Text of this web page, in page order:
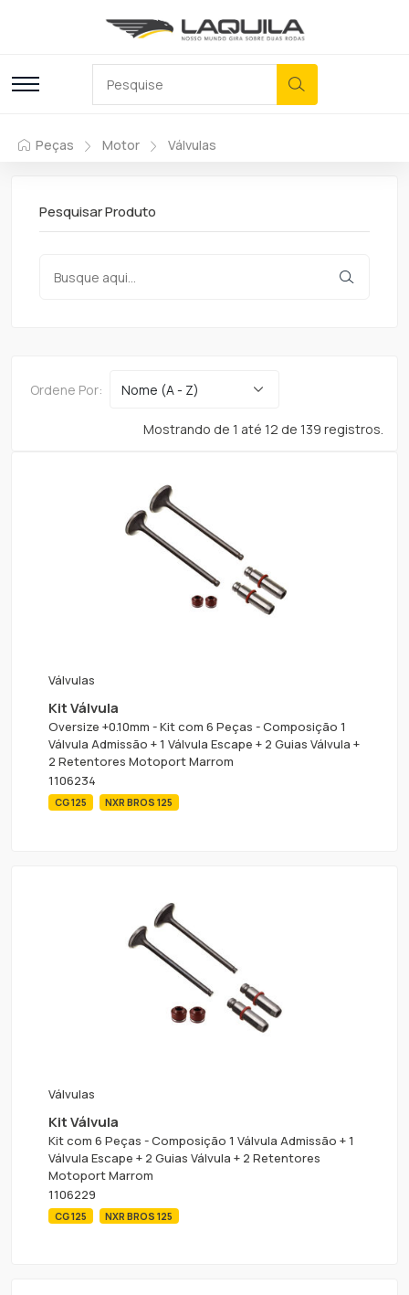
Peças Motor Válvulas
Pesquisar Produto
Ordene Por:
Mostrando de 1 até 12 de 139 registros.
Válvulas
Kit Válvula
Oversize +0.10mm - Kit com 6 Peças - Composição 1
Válvula Admissão + 1 Válvula Escape + 2 Guias Válvula +
2 Retentores Motoport Marrom
1106234
CG 125 NXR BROS 125
Válvulas
Kit Válvula
Kit com 6 Peças - Composição 1 Válvula Admissão + 1
Válvula Escape + 2 Guias Válvula + 2 Retentores
Motoport Marrom
1106229
CG 125 NXR BROS 125